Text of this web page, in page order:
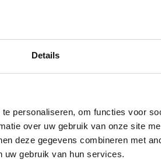
Details
personaliseren, om functies voor
over uw gebruik van onze site
deze gegevens combineren met
uw gebruik van hun services.
veel luxe
Seabourn!